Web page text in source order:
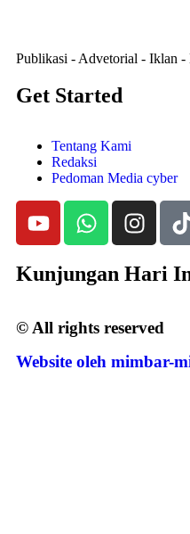
Publikasi - Advetorial - Iklan -
Get Started
Tentang Kami
Redaksi
Pedoman Media cyber
Kunjungan Hari
© All rights reserved
Website oleh mimbar-